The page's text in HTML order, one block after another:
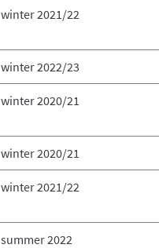
winter 2021/22
winter 2022/23
winter 2020/21
winter 2020/21
winter 2021/22
summer 2022